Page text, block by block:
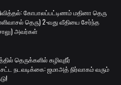
கோபாலப்பட்டிணம் மதினா தெரு
தெரு) 2-வது வீதியை சேர்ந்த
அவர்கள்
தெருக்களில் கழிவுநீர்
நடவடிக்கை: ஜமாஅத் நிர்வாகம் வரும்